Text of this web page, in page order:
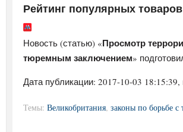
Рейтинг популярных
Новость (статью) «Просмотр
тюремным заключением»
Дата публикации: 2017-10-03 18:15:39,
Темы: Великобритания, законы по борьбе с